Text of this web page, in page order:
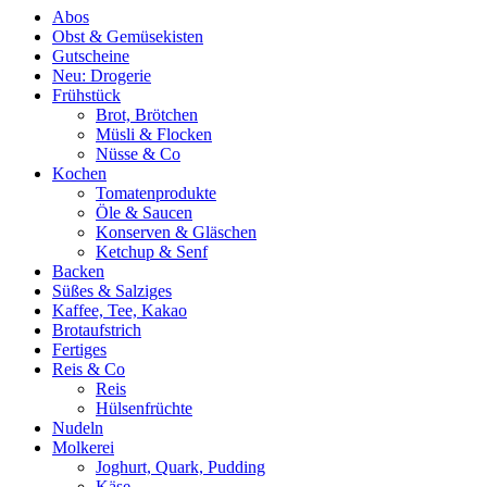
Abos
Obst & Gemüsekisten
Gutscheine
Neu: Drogerie
Frühstück
Brot, Brötchen
Müsli & Flocken
Nüsse & Co
Kochen
Tomatenprodukte
Öle & Saucen
Konserven & Gläschen
Ketchup & Senf
Backen
Süßes & Salziges
Kaffee, Tee, Kakao
Brotaufstrich
Fertiges
Reis & Co
Reis
Hülsenfrüchte
Nudeln
Molkerei
Joghurt, Quark, Pudding